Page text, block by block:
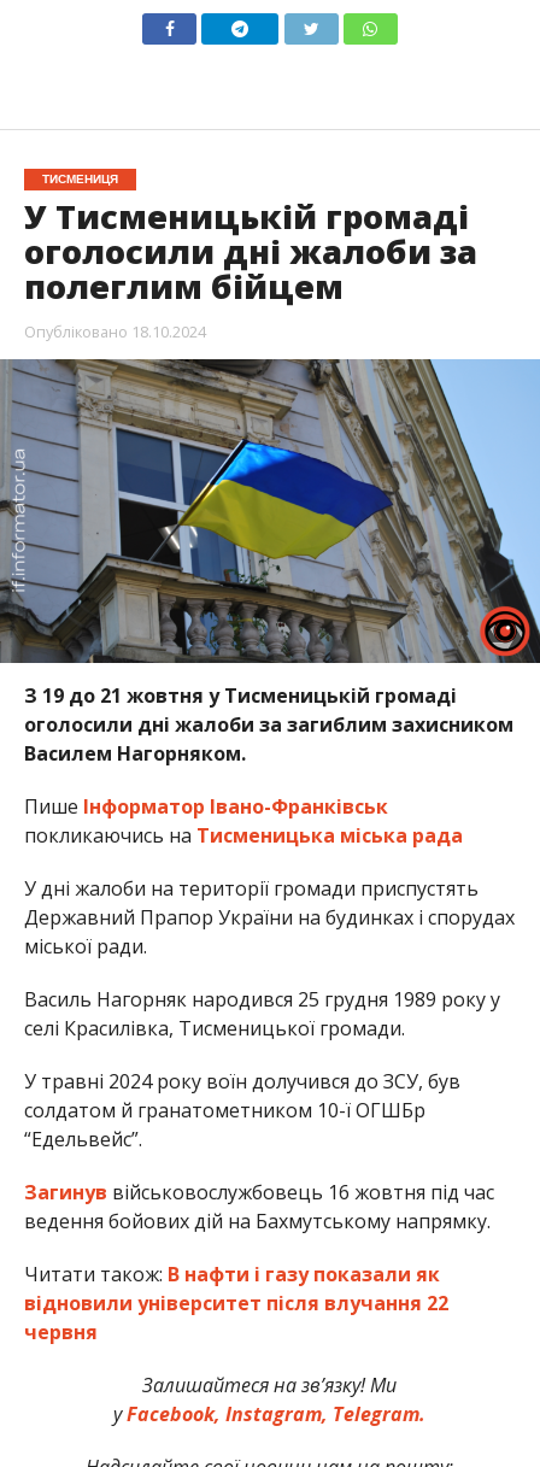
ТИСМЕНИЦЯ
У Тисменицькій громаді
оголосили дні жалоби за
полеглим бійцем
Опубліковано 18.10.2024
З 19 до 21 жовтня у Тисменицькій громаді
оголосили дні жалоби за загиблим захисником
Василем Нагорняком.
Пише Інформатор Івано-Франківськ
покликаючись на Тисменицька міська рада
У дні жалоби на території громади приспустять
Державний Прапор України на будинках і спорудах
міської ради.
Василь Нагорняк народився 25 грудня 1989 року у
селі Красилівка, Тисменицької громади.
У травні 2024 року воїн долучився до ЗСУ, був
солдатом й гранатометником 10-ї ОГШБр
“Едельвейс”.
Загинув військовослужбовець 16 жовтня під час
ведення бойових дій на Бахмутському напрямку.
Читати також: В нафти і газу показали як
відновили університет після влучання 22
червня
Залишайтеся на зв’язку! Ми
уFacebook, Instagram, Telegram.